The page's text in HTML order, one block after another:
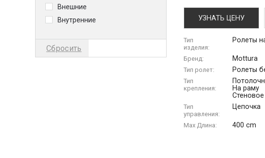
УЗНАТЬ ЦЕНУ
Тип
изделия:
Ролеты
Бренд: Mottura
Тип ролет: Ролеты
Тип
крепления:
На раму
Стеновое
Тип
управления:
Цепочка
Max Длина: 400 cm
Внешние
Внутренние
Сбросить